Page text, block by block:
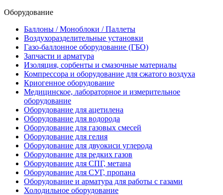
Оборудование
Баллоны / Моноблоки / Паллеты
Воздухоразделительные установки
Газо-баллонное оборудование (ГБО)
Запчасти и арматура
Изоляция, сорбенты и смазочные материалы
Компрессора и оборудование для сжатого воздуха
Криогенное оборудование
Медицинское, лабораторное и измерительное
оборудование
Оборудование для ацетилена
Оборудование для водорода
Оборудование для газовых смесей
Оборудование для гелия
Оборудование для двуокиси углерода
Оборудование для редких газов
Оборудование для СПГ, метана
Оборудование для СУГ, пропана
Оборудование и арматура для работы с газами
Холодильное оборудование